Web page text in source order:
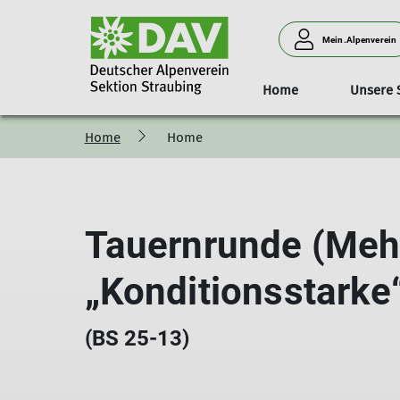
Mein.Alpenverein
Home Unsere
Geschäftsstelle Sektionsführung und
Kurse
Aktuelles/Kurse
Das Haus Zugangswege
Klimaschutz
Tourentipps
Home Home
Tauernrunde
(BS 25-13)